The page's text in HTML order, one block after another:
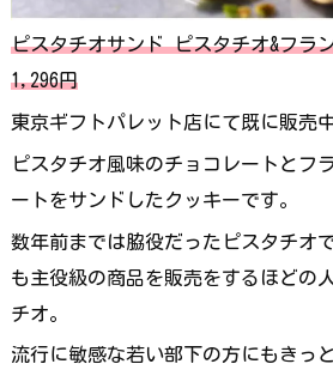
ピスタチオサンド ピスタチオ&フラ
1,296円
東京ギフトパレット店にて既に販売中
ピスタチオ風味のチョコレートとフ
ートをサンドしたクッキーです。
数年前までは脇役だったピスタチオ
も主役級の商品を販売をするほどの
チオ。
流行に敏感な若い部下の方にもきっ